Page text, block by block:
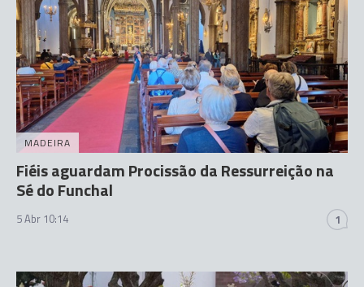
MADEIRA
Fiéis aguardam Procissão da Ressurreição na
Sé do Funchal
5 Abr 10:14 1